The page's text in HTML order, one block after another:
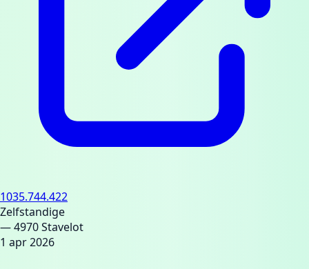
1035.744.422
Zelfstandige
— 4970 Stavelot
1 apr 2026